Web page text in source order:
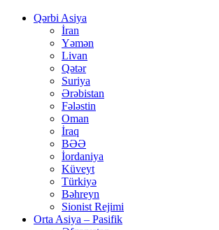
Qərbi Asiya
İran
Yəmən
Livan
Qətər
Suriya
Ərəbistan
Fələstin
Oman
İraq
BƏƏ
İordaniya
Küveyt
Türkiyə
Bəhreyn
Sionist Rejimi
Orta Asiya – Pasifik